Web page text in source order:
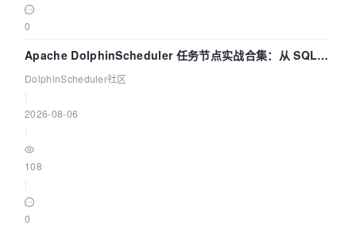
0
Apache DolphinScheduler 任务节点实战合集：从 SQL、
DataX 到 Spark、Flink 一次配置全打通
DolphinScheduler社区
2026-08-06
108
0